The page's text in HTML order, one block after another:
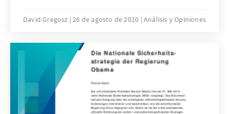
Innovationskultur weiter gefördert, das
Investitionsbedingungen gestärkt werden.
Dementsprechend ist Wachstum das Ergebnis
anreizkompatibler Ordnungspolitik auf
nationaler Ebene. Plädoyer für eine
differenzierte Betrachtung einer
ökonomischen Kategorie.
David Gregosz 26 de agosto de 2010 Análisis y Opiniones